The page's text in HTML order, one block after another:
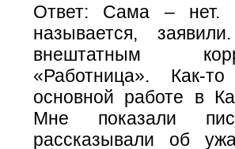
Ответ: Сама – нет.
называется,
внештатным
«Работница». Как-
основной работе в
Мне показали
рассказывали об